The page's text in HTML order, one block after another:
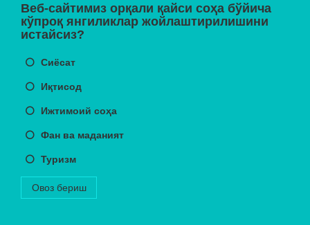
Веб-сайтимиз орқали қайси соҳа бўйича
кўпроқ янгиликлар жойлаштирилишини
истайсиз?
Сиёсат
Иқтисод
Ижтимоий соҳа
Фан ва маданият
Туризм
Овоз бериш